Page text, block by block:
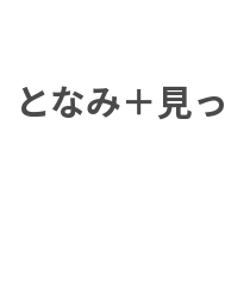
なみ＋見っ